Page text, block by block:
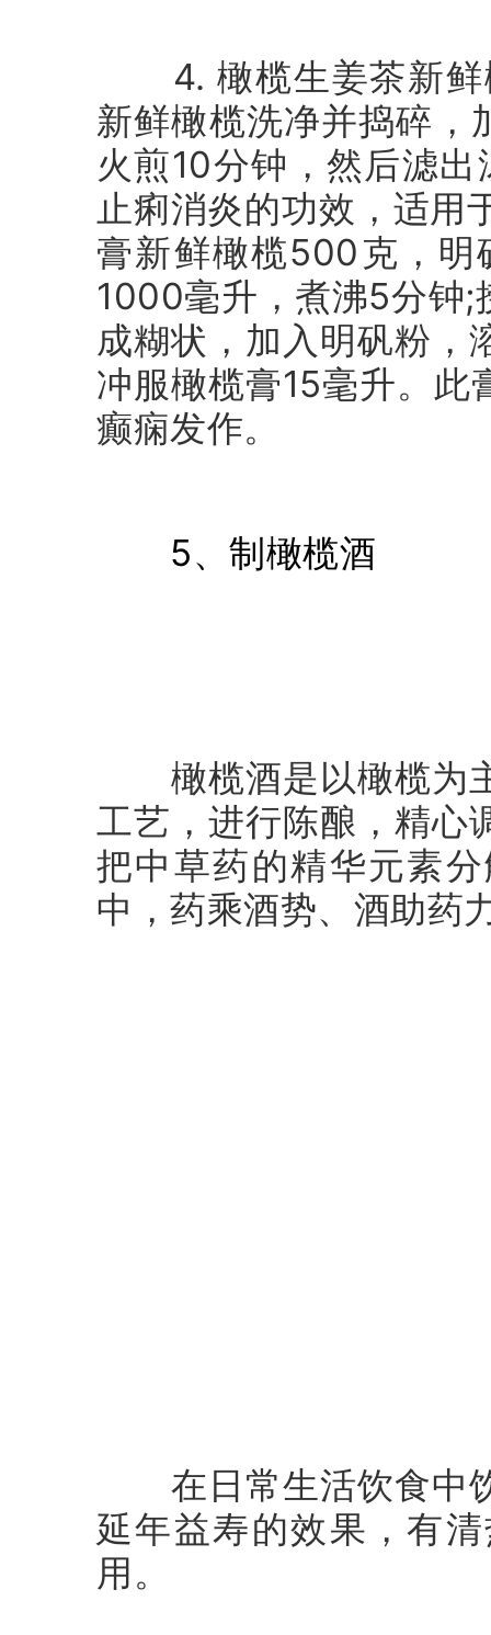
4. 橄榄生姜茶新鲜
新鲜橄榄洗净并捣碎
火煎10分钟，然后滤
止痢消炎的功效，适用
膏新鲜橄榄500克，
1000毫升，煮沸5分钟;
成糊状，加入明矾粉，
冲服橄榄膏15毫升。此
癫痫发作。
5、制橄榄酒
橄榄酒是以橄榄为主
工艺，进行陈酿，精心
把中草药的精华元素
中，药乘酒势、酒助药
在日常生活饮食中饮
延年益寿的效果，有
用。